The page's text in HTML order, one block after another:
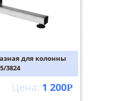
для колонны
3824
1 200Р